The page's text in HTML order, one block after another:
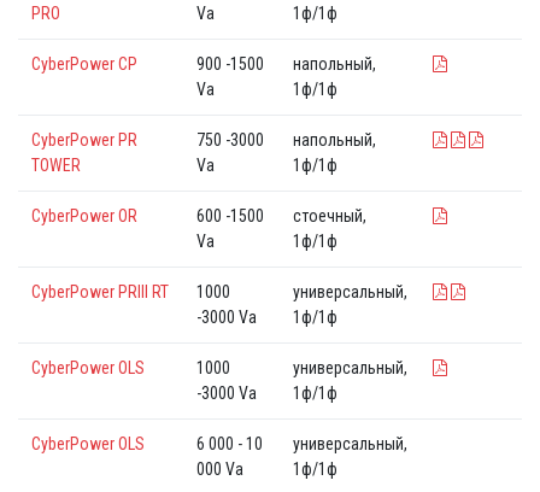
PRO
Va
1ф/1ф
CyberPower СР
900 -1500
Va
напольный,
1ф/1ф
CyberPower PR
TOWER
750 -3000
Va
напольный,
1ф/1ф
CyberPower OR
600 -1500
Va
стоечный,
1ф/1ф
CyberPower PRIII RT
1000
-3000 Va
универсальный,
1ф/1ф
CyberPower OLS
1000
-3000 Va
универсальный,
1ф/1ф
CyberPower OLS
6 000 - 10
000 Va
универсальный,
1ф/1ф